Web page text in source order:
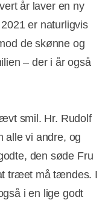
år laver en ny
er naturligvis
de skønne og
– der i år også
smil. Hr. Rudolf
alle vi andre, og
den søde Fru
træet må tændes. I
i en lige godt